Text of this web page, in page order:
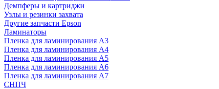
Демпферы и картриджи
Узлы и резинки захвата
Другие запчасти Epson
Ламинаторы
Пленка для ламинирования А3
Пленка для ламинирования А4
Пленка для ламинирования А5
Пленка для ламинирования А6
Пленка для ламинирования А7
СНПЧ